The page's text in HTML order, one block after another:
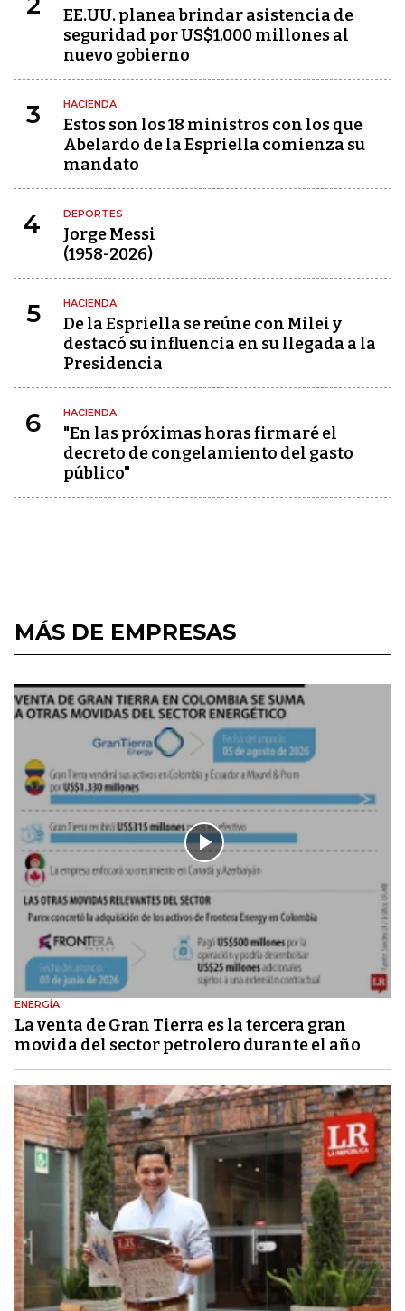
EE.UU. planea brindar asistencia de
seguridad por US$1.000 millones al
nuevo gobierno
3 HACIENDA
Estos son los 18 ministros con los que
Abelardo de la Espriella comienza su
mandato
4 DEPORTES
Jorge Messi
(1958-2026)
5 HACIENDA
De la Espriella se reúne con Milei y
destacó su influencia en su llegada a la
Presidencia
6 HACIENDA
"En las próximas horas firmaré el
decreto de congelamiento del gasto
público"
MÁS DE EMPRESAS
ENERGÍA
La venta de Gran Tierra es la tercera gran
movida del sector petrolero durante el año